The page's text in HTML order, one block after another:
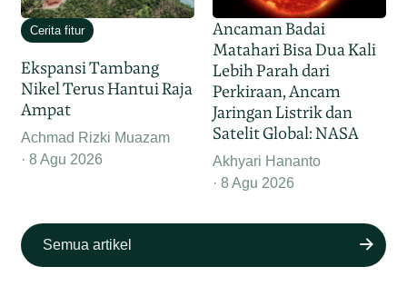
Cerita fitur
Ekspansi Tambang
Nikel Terus Hantui Raja
Ampat
Achmad Rizki Muazam
8 Agu 2026
Ancaman Badai
Matahari Bisa Dua Kali
Lebih Parah dari
Perkiraan, Ancam
Jaringan Listrik dan
Satelit Global: NASA
Akhyari Hananto
8 Agu 2026
Semua artikel